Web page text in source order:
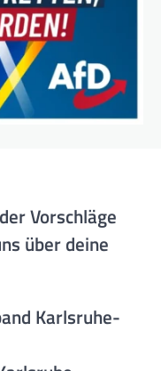
Vorschläge
über deine
Karlsruhe-